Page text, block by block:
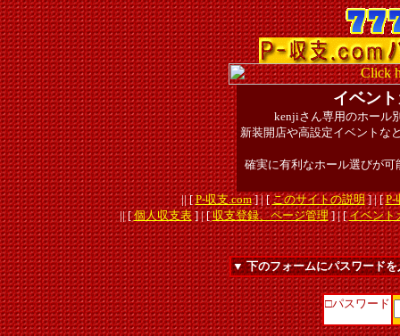
イベン
kenjiさん専用のホール
新装開店や高設定イベントな
確実に有利なホール選びが
|| [P-収支.com] | [このサイトの説明] | [P-
|| [個人収支表] | [収支登録、ページ管理] | [イベント
▼ 下のフォームにパスワード
□パスワード